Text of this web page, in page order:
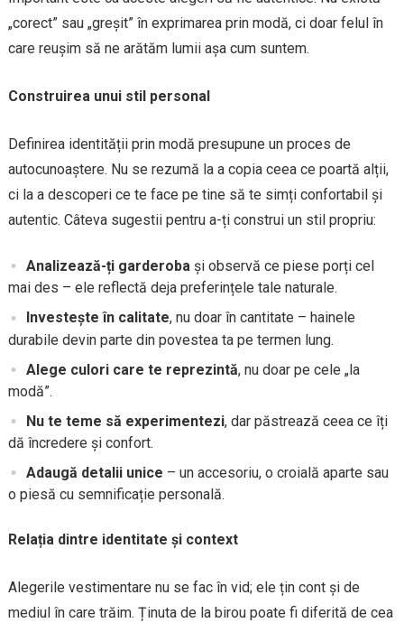
„corect” sau „greșit” în exprimarea prin modă, ci doar felul în
care reușim să ne arătăm lumii așa cum suntem.
Construirea unui stil personal
Definirea identității prin modă presupune un proces de
autocunoaștere. Nu se rezumă la a copia ceea ce poartă alții,
ci la a descoperi ce te face pe tine să te simți confortabil și
autentic. Câteva sugestii pentru a-ți construi un stil propriu:
Analizează-ți garderobași observă ce piese porți cel
mai des – ele reflectă deja preferințele tale naturale.
Investește în calitate, nu doar în cantitate – hainele
durabile devin parte din povestea ta pe termen lung.
Alege culori care te reprezintă, nu doar pe cele „la
modă”.
Nu te teme să experimentezi, dar păstrează ceea ce îți
dă încredere și confort.
Adaugă detalii unice – un accesoriu, o croială aparte sau
o piesă cu semnificație personală.
Relația dintre identitate și context
Alegerile vestimentare nu se fac în vid; ele țin cont și de
mediul în care trăim. Ținuta de la birou poate fi diferită de cea